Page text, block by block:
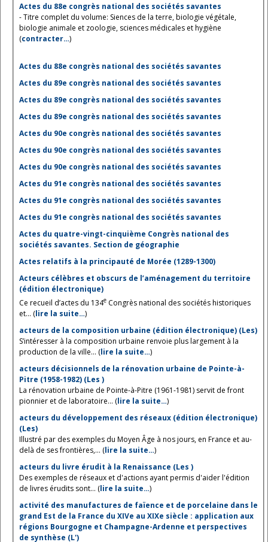
Actes du 88e congrès national des sociétés savantes
- Titre complet du volume: Siences de la terre, biologie végétale,
biologie animale et zoologie, sciences médicales et hygiène
(contracter…)
Actes du 88e congrès national des sociétés savantes
Actes du 89e congrès national des sociétés savantes
Actes du 89e congrès national des sociétés savantes
Actes du 89e congrès national des sociétés savantes
Actes du 90e congrès national des sociétés savantes
Actes du 90e congrès national des sociétés savantes
Actes du 90e congrès national des sociétés savantes
Actes du 91e congrès national des sociétés savantes
Actes du 91e congrès national des sociétés savantes
Actes du 91e congrès national des sociétés savantes
Actes du quatre-vingt-cinquième Congrès national des
sociétés savantes. Section de géographie
Actes relatifs à la principauté de Morée (1289-1300)
Acteurs célèbres et obscurs de l’aménagement du territoire
(édition électronique)
Ce recueil d’actes du 134e Congrès national des sociétés historiques
et... (lire la suite…)
acteurs de la composition urbaine (édition électronique) (Les)
S’intéresser à la composition urbaine renvoie plus largement à la
production de la ville... (lire la suite…)
acteurs décisionnels de la rénovation urbaine de Pointe-à-
Pitre (1958-1982) (Les )
La rénovation urbaine de Pointe-à-Pitre (1961-1981) servit de front
pionnier et de laboratoire... (lire la suite…)
acteurs du développement des réseaux (édition électronique)
(Les)
Illustré par des exemples du Moyen Âge à nos jours, en France et au-
delà de ses frontières,... (lire la suite…)
acteurs du livre érudit à la Renaissance (Les )
Des exemples de réseaux et d'actions ayant permis d'aider l'édition
de livres érudits sont... (lire la suite…)
activité des manufactures de faïence et de porcelaine dans le
grand Est de la France du XIVe au XIXe siècle : application aux
régions Bourgogne et Champagne-Ardenne et perspectives
de synthèse (L')